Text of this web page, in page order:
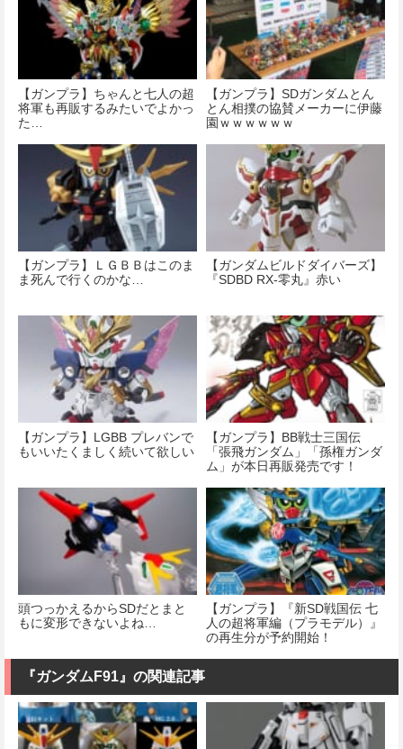
【ガンプラ】ちゃんと七人の超
将軍も再販するみたいでよかっ
た…
【ガンプラ】SDガンダムとん
とん相撲の協賛メーカーに伊藤
園ｗｗｗｗｗｗ
【ガンプラ】ＬＧＢＢはこのま
ま死んで行くのかな…
【ガンダムビルドダイバーズ】
『SDBD RX-零丸』赤い
【ガンプラ】LGBB プレバンで
もいいたくましく続いて欲しい
【ガンプラ】BB戦士三国伝
「張飛ガンダム」「孫権ガンダ
ム」が本日再販発売です！
頭つっかえるからSDだとまと
もに変形できないよね…
【ガンプラ】『新SD戦国伝 七
人の超将軍編（プラモデル）』
の再生分が予約開始！
『ガンダムF91』の関連記事